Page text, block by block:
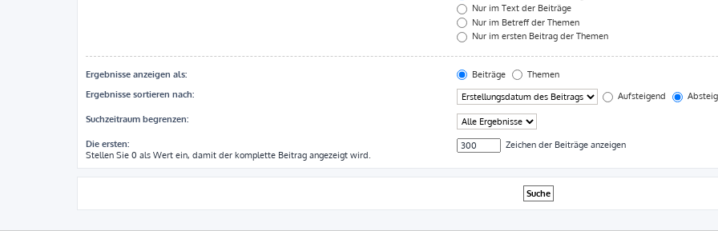
Nur im Text der Beiträge
Nur im Betreff der Themen
Nur im ersten Beitrag der Themen
Ergebnisse anzeigen als: Beiträge
Themen
Ergebnisse sortieren nach:
Aufsteigend
Suchzeitraum begrenzen:
Die ersten:
Stellen Sie 0 als Wert ein, damit der komplette Beitrag angezeigt wird.
Zeichen der Beiträge anzeigen